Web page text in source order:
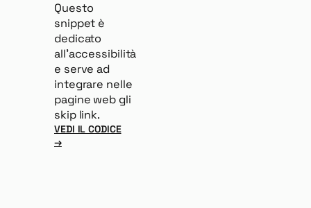
Questo
snippet è
dedicato
all’accessibilità
e serve ad
integrare nelle
pagine web gli
skip link.
VEDI IL CODICE
→: